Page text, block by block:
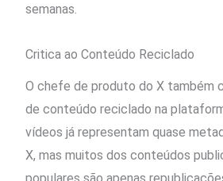
semanas.
Critica ao Conteúdo Reciclado
O chefe de produto do X também
de conteúdo reciclado na
vídeos já representam quase
X, mas muitos dos conteúdos